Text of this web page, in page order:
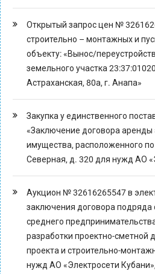
Открытый запрос цен №
строительно – монтажных и
объекту: «Вынос/
земельного участка
Астраханская, 80а, г. Анапа»
Закупка у единственного
«Заключение договора аренды
имущества, расположенного
Северная, д. 320 для нужд АО
Аукцион № 32616265547 в
заключения договора подряда
среднего
разработки проектно-сметной
проекта и строительно-
нужд АО «Электросети